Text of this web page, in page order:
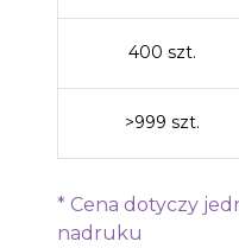
400 szt.
>999 szt.
* Cena dotyczy
nadruku